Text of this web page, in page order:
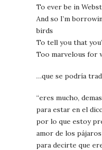
To ever be in
And so I’m
birds
To tell you that
Too marvelous for
…que se podría
“eres mucho,
para estar en el
por lo que estoy
amor de los pájaros
para decirte que